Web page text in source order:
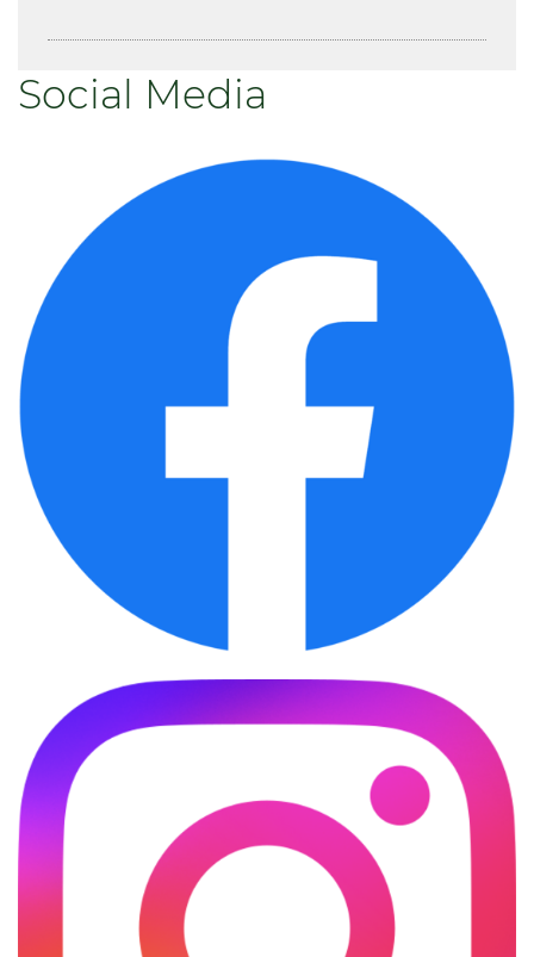
Social Media